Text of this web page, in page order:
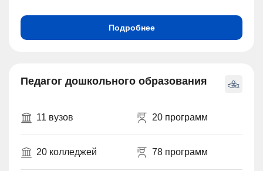
Подробнее
Педагог дошкольного образования
11 вузов 20 программ
20 колледжей 78 программ